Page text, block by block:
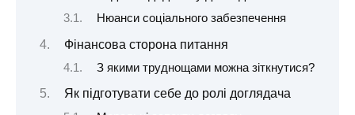
Нюанси соціального забезпечення
Фінансова сторона питання
З якими труднощами можна зіткнутися?
Як підготувати себе до ролі доглядача